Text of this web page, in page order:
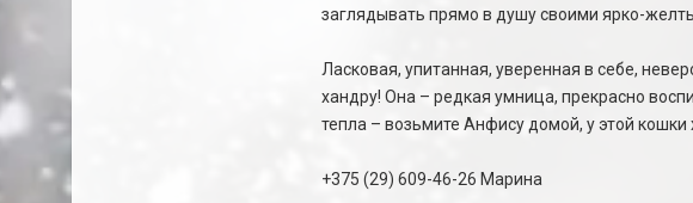
заглядывать прямо в душу своими ярко-
Ласковая, упитанная, уверенная в себе,
хандру! Она – редкая умница, прекрасно
тепла – возьмите Анфису домой, у этой
+375 (29) 609-46-26 Марина